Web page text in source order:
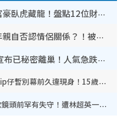
《愛回家》隱形富豪臥虎藏龍！盤點12位財氣逼人的有錢藝人：呢位靚女3億身家唔憂做
葉蒨文拍拖一周年親自否認情侶關係？！被質疑感情造假竟稱GM「普通同事」
30歲男藝人低調宣布已秘密離巢！人氣急跌變失蹤人口︰「這幾年過得並不容易」
《愛回家》童星Philip仔暫別幕前久違現身！15歲近況暴風長高蛻變帥氣少男
TVB新聞主播陳嘉欣鏡頭前罕有失守！遭林超英一句說話突襲嚇親當場大笑